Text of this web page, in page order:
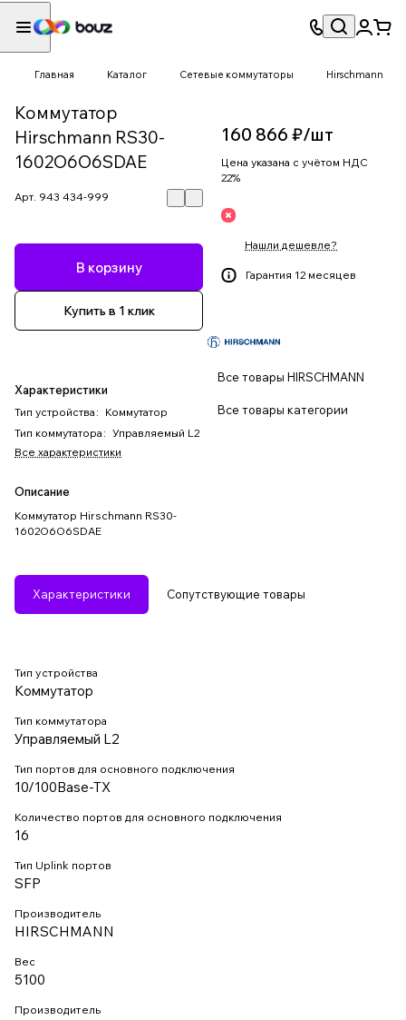
Главная Каталог Сетевые коммутаторы Hirschmann
Коммутатор
Hirschmann RS30-
1602O6O6SDAE
Арт. 943 434-999
В корзину
Купить в 1 клик
Характеристики
Тип устройства : Коммутатор
Тип коммутатора : Управляемый L2
Все характеристики
Описание
Коммутатор Hirschmann RS30-
1602O6O6SDAE
160 866 ₽/шт
Цена указана с учётом НДС
22%
Нашли дешевле?
Гарантия 12 месяцев
Все товары HIRSCHMANN
Все товары категории
Характеристики Сопутствующие товары
Тип устройства
Коммутатор
Тип коммутатора
Управляемый L2
Тип портов для основного подключения
10/100Base-TX
Количество портов для основного подключения
16
Тип Uplink портов
SFP
Производитель
HIRSCHMANN
Вес
5100
Производитель